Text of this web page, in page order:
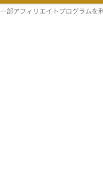
部アフィリエイトプログラムを